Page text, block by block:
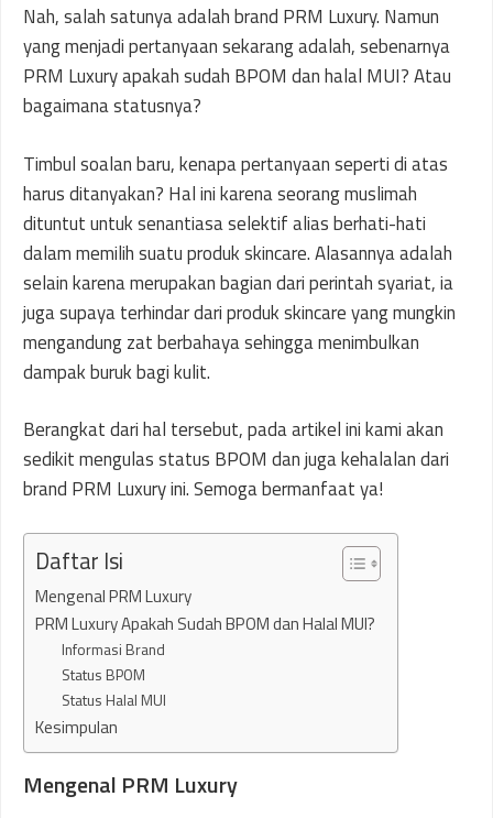
Nah, salah satunya adalah brand PRM Luxury. Namun
yang menjadi pertanyaan sekarang adalah, sebenarnya
PRM Luxury apakah sudah BPOM dan halal MUI? Atau
bagaimana statusnya?
Timbul soalan baru, kenapa pertanyaan seperti di atas
harus ditanyakan? Hal ini karena seorang muslimah
dituntut untuk senantiasa selektif alias berhati-hati
dalam memilih suatu produk skincare. Alasannya adalah
selain karena merupakan bagian dari perintah syariat, ia
juga supaya terhindar dari produk skincare yang mungkin
mengandung zat berbahaya sehingga menimbulkan
dampak buruk bagi kulit.
Berangkat dari hal tersebut, pada artikel ini kami akan
sedikit mengulas status BPOM dan juga kehalalan dari
brand PRM Luxury ini. Semoga bermanfaat ya!
Daftar Isi
Mengenal PRM Luxury
PRM Luxury Apakah Sudah BPOM dan Halal MUI?
Informasi Brand
Status BPOM
Status Halal MUI
Kesimpulan
Mengenal PRM Luxury